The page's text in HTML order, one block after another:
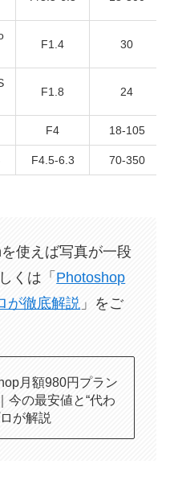
F1.4 30
F1.8 24
F4 18-105
F4.5-6.3 70-350
使えば写真が一段
くは「 Photoshop
が徹底解説 」をご
月額980円プラン
今の最安値と“代わ
が解説